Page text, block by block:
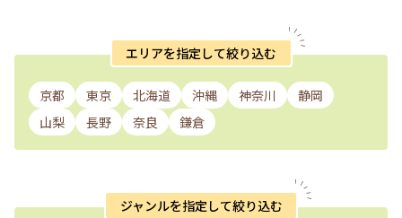
エリアを指定して絞り込む
京都 東京 北海道 沖縄 神奈川
静岡
山梨
長野 奈良 鎌倉
ジャンルを指定して絞り込む